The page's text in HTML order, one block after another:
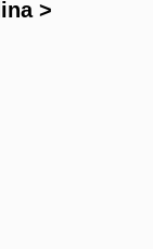
>